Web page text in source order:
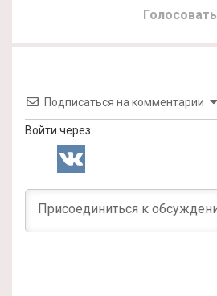
Голосовать
Подписаться на комментарии
Войти через: